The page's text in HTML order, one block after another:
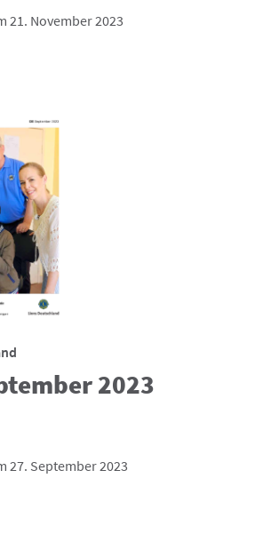
21. November 2023
2023
27. September 2023